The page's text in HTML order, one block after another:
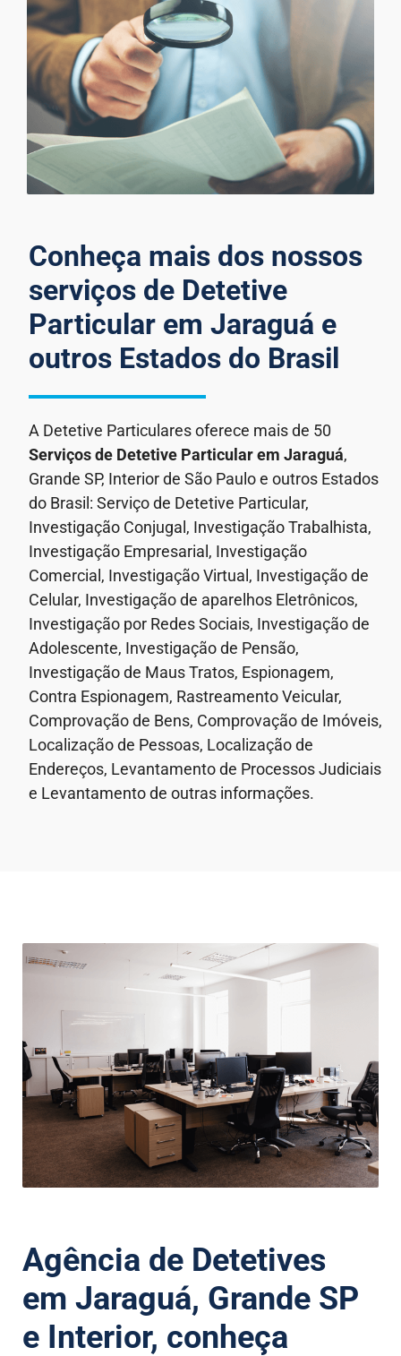
Conheça mais dos nossos
serviços de Detetive
Particular em Jaraguá e
outros Estados do Brasil
A Detetive Particulares oferece mais de 50
Serviços de Detetive Particularem Jaraguá,
Grande SP, Interior de São Paulo e outros Estados
do Brasil: Serviço de Detetive Particular,
Investigação Conjugal, Investigação Trabalhista,
Investigação Empresarial, Investigação
Comercial, Investigação Virtual, Investigação de
Celular, Investigação de aparelhos Eletrônicos,
Investigação por Redes Sociais, Investigação de
Adolescente, Investigação de Pensão,
Investigação de Maus Tratos, Espionagem,
Contra Espionagem, Rastreamento Veicular,
Comprovação de Bens, Comprovação de Imóveis,
Localização de Pessoas, Localização de
Endereços, Levantamento de Processos Judiciais
e Levantamento de outras informações.
Agência de Detetives
em Jaraguá, Grande SP
e Interior, conheça